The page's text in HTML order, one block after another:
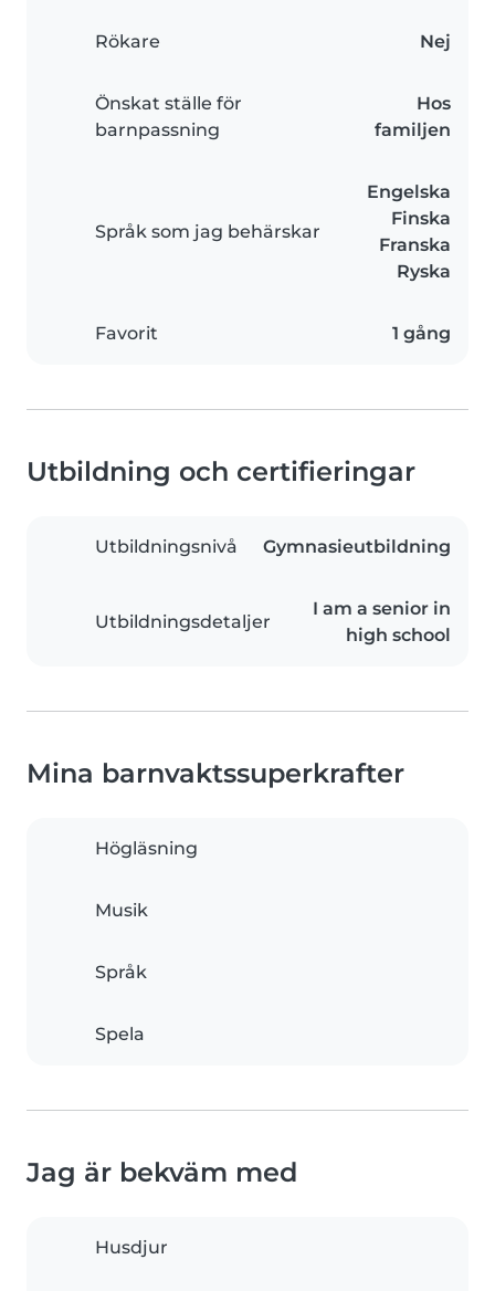
Rökare Nej
Önskat ställe för
barnpassning
Hos
familjen
Språk som jag behärskar
Engelska
Finska
Franska
Ryska
Favorit 1 gång
Utbildning och certifieringar
Utbildningsnivå Gymnasieutbildning
Utbildningsdetaljer
I am a senior in
high school
Mina barnvaktssuperkrafter
Högläsning
Musik
Språk
Spela
Jag är bekväm med
Husdjur